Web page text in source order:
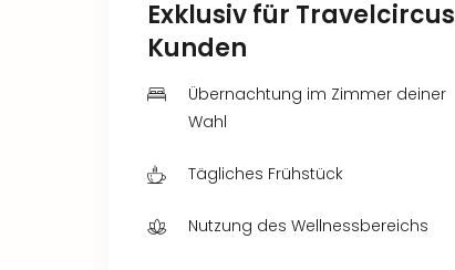
Exklusiv für Travelcircus
Kunden
Übernachtung im Zimmer deiner
Wahl
Tägliches Frühstück
Nutzung des Wellnessbereichs